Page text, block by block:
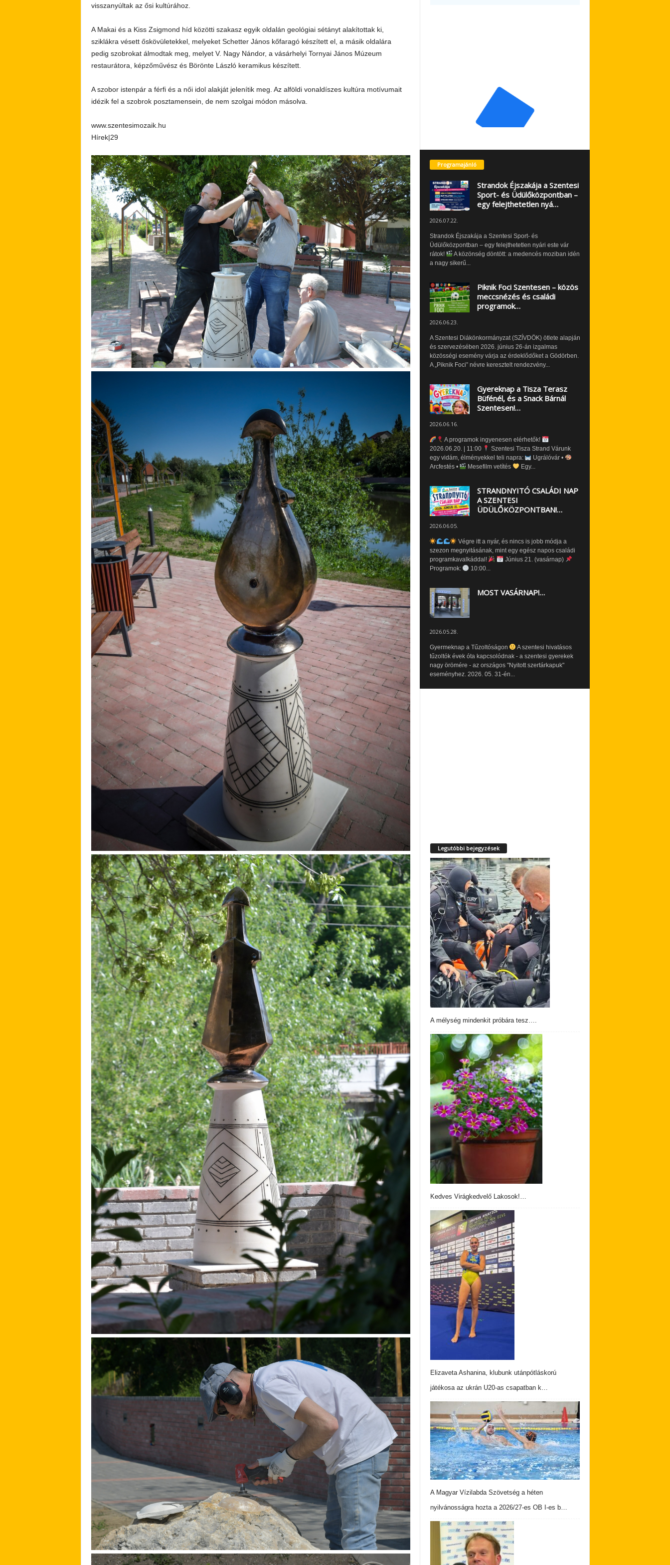
visszanyúltak az ősi kultúrához.
A Makai és a Kiss Zsigmond híd közötti szakasz egyik oldalán geológiai sétányt alakítottak ki,
sziklákra vésett őskövületekkel, melyeket Schetter János kőfaragó készített el, a másik oldalára
pedig szobrokat álmodtak meg, melyet V. Nagy Nándor, a vásárhelyi Tornyai János Múzeum
restaurátora, képzőművész és Börönte László keramikus készített.
A szobor istenpár a férfi és a női idol alakját jelenítik meg. Az alföldi vonaldíszes kultúra motívumait
idézik fel a szobrok posztamensein, de nem szolgai módon másolva.
www.szentesimozaik.hu
Hírek|29
Programajánló
Strandok Éjszakája a Szentesi
Sport- és Üdülőközpontban –
egy felejthetetlen nyá…
2026.07.22.
Strandok Éjszakája a Szentesi Sport- és
Üdülőközpontban – egy felejthetetlen nyári este vár
rátok!
A közönség döntött: a medencés moziban idén
a nagy sikerű...
Piknik Foci Szentesen – közös
meccsnézés és családi
programok…
2026.06.23.
A Szentesi Diákönkormányzat (SZÍVDÖK) ötlete alapján
és szervezésében 2026. június 26-án izgalmas
közösségi esemény várja az érdeklődőket a Gödörben.
A „Piknik Foci” névre keresztelt rendezvény...
Gyereknap a Tisza Terasz
Büfénél, és a Snack Bárnál
Szentesen!…
2026.06.16.
A programok ingyenesen elérhetők!
2026.06.20. | 11:00
Szentesi Tisza Strand Várunk
egy vidám, élményekkel teli napra:
Ugrálóvár •
Arcfestés •
Mesefilm vetítés Egy...
STRANDNYITÓ CSALÁDI NAP
A SZENTESI
ÜDÜLŐKÖZPONTBAN!…
2026.06.05.
Végre itt a nyár, és nincs is jobb módja a
szezon megnyitásának, mint egy egész napos családi
programkavalkáddal!
Június 21. (vasárnap)
Programok:
10:00...
MOST VASÁRNAP!…
2026.05.28.
Gyermeknap a Tűzoltóságon
A szentesi hivatásos
tűzoltók évek óta kapcsolódnak - a szentesi gyerekek
nagy örömére - az országos "Nyitott szertárkapuk"
eseményhez. 2026. 05. 31-én...
Legutóbbi bejegyzések
A mélység mindenkit próbára tesz….
Kedves Virágkedvelő Lakosok!…
Elizaveta Ashanina, klubunk utánpótláskorú
játékosa az ukrán U20-as csapatban k…
A Magyar Vízilabda Szövetség a héten
nyilvánosságra hozta a 2026/27-es OB I-es b…